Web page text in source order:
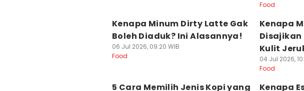
Food
Kenapa Minum Dirty Latte Gak
Boleh Diaduk? Ini Alasannya!
06 Jul 2026, 09:20 WIB
Food
Kenapa
Kulit
04 Jul 2026,
Food
5 Cara Memilih Jenis Kopi yang
Kenapa